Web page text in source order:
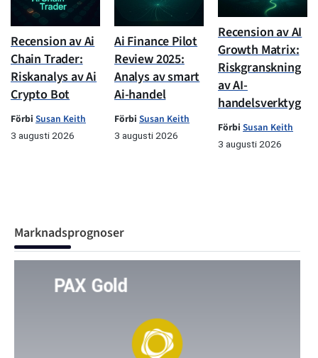
Recension av Ai
Chain Trader:
Riskanalys av Ai
Crypto Bot
Förbi Susan Keith
3 augusti 2026
Ai Finance Pilot
Review 2025:
Analys av smart
Ai-handel
Förbi Susan Keith
3 augusti 2026
Recension av AI
Growth Matrix:
Riskgranskning
av AI-
handelsverktyg
Förbi Susan Keith
3 augusti 2026
Marknadsprognoser